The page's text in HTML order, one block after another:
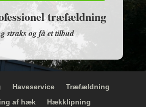
træfældning
straks og få et tilbud
Haveservice
Træfældning
af hæk
Hækklipning